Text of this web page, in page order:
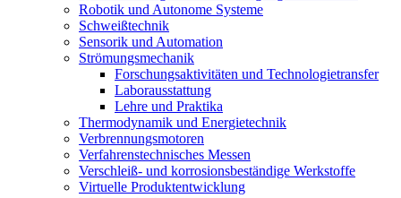
Robotik und Autonome Systeme
Schweißtechnik
Sensorik und Automation
Strömungsmechanik
Forschungsaktivitäten und Technologietransfer
Laborausstattung
Lehre und Praktika
Thermodynamik und Energietechnik
Verbrennungsmotoren
Verfahrenstechnisches Messen
Verschleiß- und korrosionsbeständige Werkstoffe
Virtuelle Produktentwicklung